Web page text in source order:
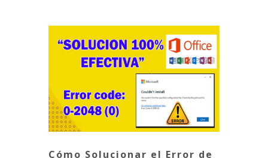
Cómo Solucionar el Error de